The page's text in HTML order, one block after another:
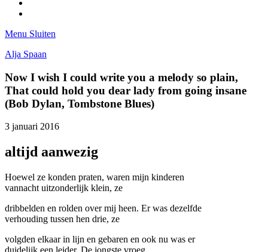
Menu Sluiten
Alja Spaan
Now I wish I could write you a melody so plain,
That could hold you dear lady from going insane
(Bob Dylan, Tombstone Blues)
3 januari 2016
altijd aanwezig
Hoewel ze konden praten, waren mijn kinderen
vannacht uitzonderlijk klein, ze
dribbelden en rolden over mij heen. Er was dezelfde
verhouding tussen hen drie, ze
volgden elkaar in lijn en gebaren en ook nu was er